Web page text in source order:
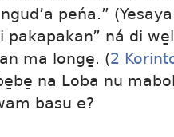
peńa.” (
pakapakan” ná di
ma longe̱. (2
na Loba nu
basu e?